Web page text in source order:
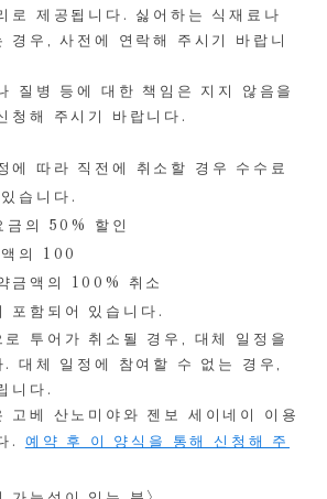
로 제공됩니다. 싫어하는 식재료나
경우, 사전에 연락해 주시기 바랍니
질병 등에 대한 책임은 지지 않음을
청해 주시기 바랍니다.
에 따라 직전에 취소할 경우 수수료
습니다.
금의 50% 할인
의 100
금액의 100% 취소
포함되어 있습니다.
로 투어가 취소될 경우, 대체 일정을
. 대체 일정에 참여할 수 없는 경우,
니다.
고베 산노미야와 젠보 세이네이 이용
. 예약 후 이 양식을 통해 신청해 주